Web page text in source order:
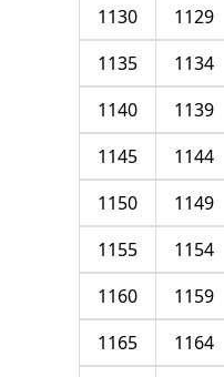
1129
1130
1134
1135
1139
1140
1144
1145
1149
1150
1154
1155
1159
1160
1164
1165